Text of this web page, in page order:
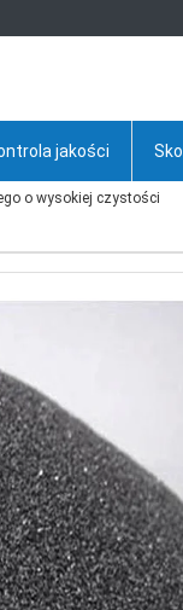
jakości
o wysokiej czystości